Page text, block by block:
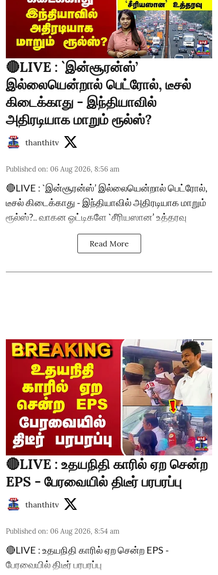
🔴LIVE : `இன்சூரன்ஸ்’
இல்லையென்றால் பெட்ரோல், டீசல்
கிடைக்காது - இந்தியாவில்
அதிரடியாக மாறும் ரூல்ஸ்?
thanthitv
Published on: 06 Aug 2026, 8:56 am
🔴LIVE : `இன்சூரன்ஸ்’ இல்லையென்றால் பெட்ரோல்,
டீசல் கிடைக்காது - இந்தியாவில் அதிரடியாக மாறும்
ரூல்ஸ்?.. வாகன ஓட்டிகளே `சீரியஸான’ உத்தரவு
Read More
🔴LIVE : உதயநிதி காரில் ஏற சென்ற
EPS - பேரவையில் திடீர் பரபரப்பு
thanthitv
Published on: 06 Aug 2026, 8:54 am
🔴LIVE : உதயநிதி காரில் ஏற சென்ற EPS -
பேரவையில் திடீர் பரபரப்பு